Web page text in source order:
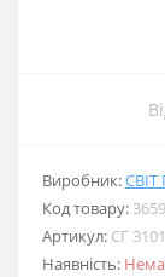
Виробник:
Код товару:
Артикул: СГ 3101
Наявність: Нема